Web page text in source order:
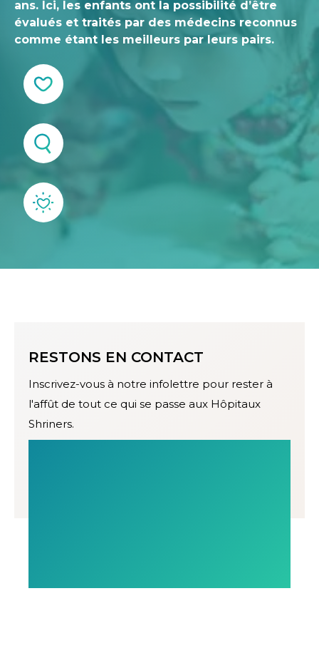
ans. Ici, les enfants ont la possibilité d’être
évalués et traités par des médecins reconnus
comme étant les meilleurs par leurs pairs.
RESTONS EN CONTACT
Inscrivez-vous à notre infolettre pour rester à
l'affût de tout ce qui se passe aux Hôpitaux
Shriners.